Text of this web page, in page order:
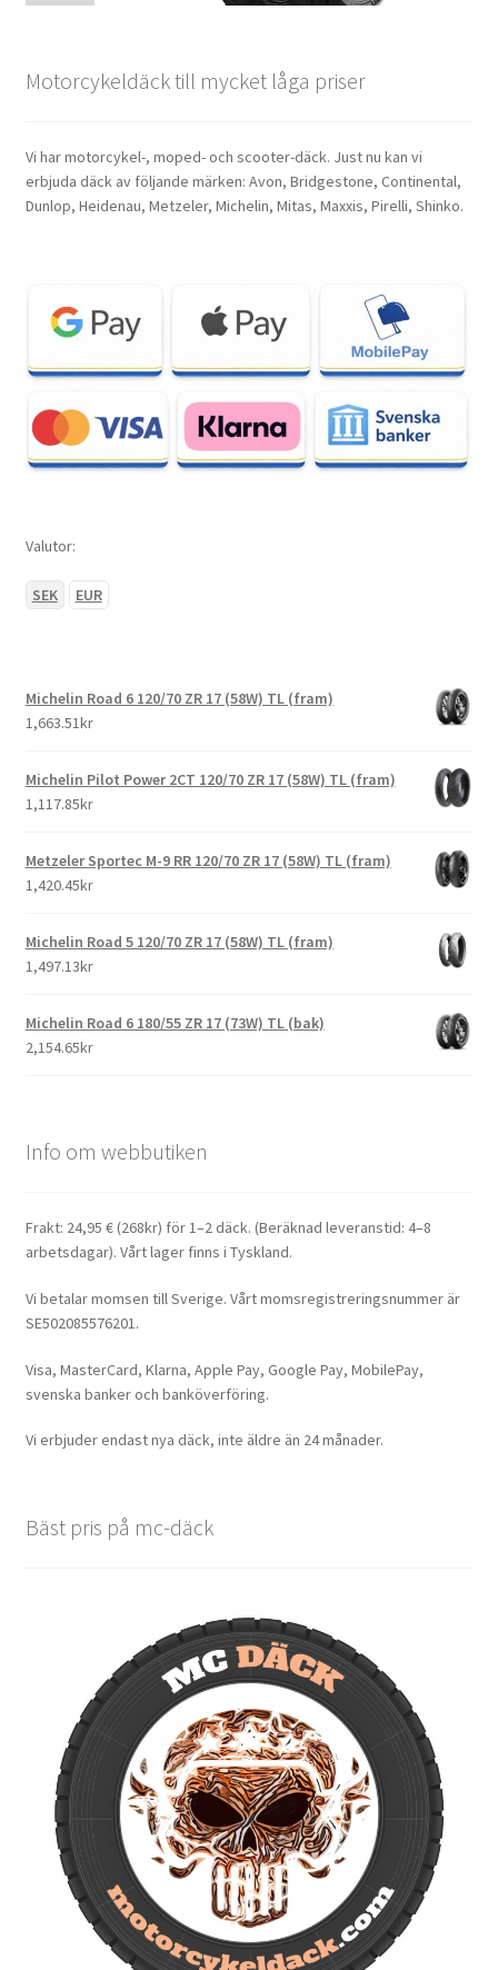
Motorcykeldäck till mycket låga priser
Vi har motorcykel-, moped- och scooter-däck. Just nu kan vi
erbjuda däck av följande märken: Avon, Bridgestone, Continental,
Dunlop, Heidenau, Metzeler, Michelin, Mitas, Maxxis, Pirelli, Shinko.
Valutor:
SEK EUR
Michelin Road 6 120/70 ZR 17 (58W) TL (fram)
1,663.51kr
Michelin Pilot Power 2CT 120/70 ZR 17 (58W) TL (fram)
1,117.85kr
Metzeler Sportec M-9 RR 120/70 ZR 17 (58W) TL (fram)
1,420.45kr
Michelin Road 5 120/70 ZR 17 (58W) TL (fram)
1,497.13kr
Michelin Road 6 180/55 ZR 17 (73W) TL (bak)
2,154.65kr
Info om webbutiken
Frakt: 24,95 € (268kr) för 1–2 däck. (Beräknad leveranstid: 4–8
arbetsdagar). Vårt lager finns i Tyskland.
Vi betalar momsen till Sverige. Vårt momsregistreringsnummer är
SE502085576201.
Visa, MasterCard, Klarna, Apple Pay, Google Pay, MobilePay,
svenska banker och banköverföring.
Vi erbjuder endast nya däck, inte äldre än 24 månader.
Bäst pris på mc-däck